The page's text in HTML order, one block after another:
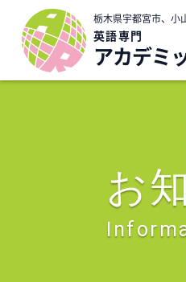
栃木県宇都宮市、小
英語専門
アカデミ
お